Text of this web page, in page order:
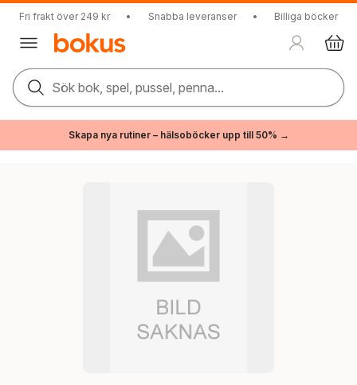
Fri frakt över 249 kr • Snabba leveranser • Billiga böcker
Sök bok, spel, pussel, penna...
Skapa nya rutiner – hälsoböcker upp till 50% →